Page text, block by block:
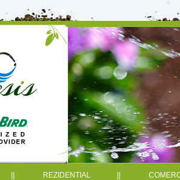
REZIDENTIAL